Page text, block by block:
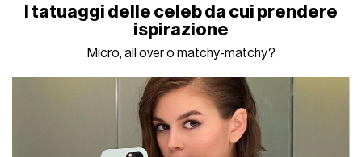
I tatuaggi delle celeb da cui prendere
ispirazione
Micro, all over o matchy-matchy?